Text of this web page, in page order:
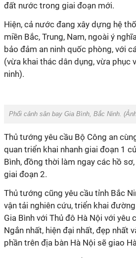
đất nước trong giai đoạn mới.
Hiện, cả nước đang xây dựng hệ
miền Bắc, Trung, Nam, ngoài ý
bảo đảm an ninh quốc phòng, với
(vừa khai thác dân dụng, vừa phục
ninh).
Phối cảnh sân bay Gia Bình, Bắc Ninh.
Thủ tướng yêu cầu Bộ Công an
quan triển khai nhanh giai đoạn 1
Bình, đồng thời làm ngay các hồ
giai đoạn 2.
Thủ tướng cũng yêu cầu tỉnh Bắc
vận tải nghiên cứu, triển khai
Gia Bình với Thủ đô Hà Nội với yêu
Ngắn nhất, hiện đại nhất, đẹp nhất
phần trên địa bàn Hà Nội sẽ giao